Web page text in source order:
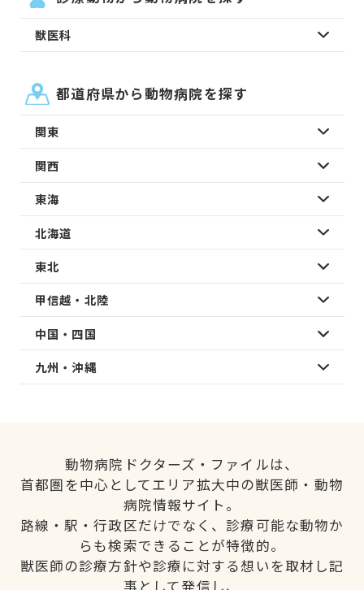
獣医科
都道府県から動物病院を探す
関東
関西
東海
北海道
東北
甲信越・北陸
中国・四国
九州・沖縄
動物病院ドクターズ・ファイルは、
首都圏を中心としてエリア拡大中の獣医師・動物
病院情報サイト。
路線・駅・行政区だけでなく、診療可能な動物か
らも検索できることが特徴的。
獣医師の診療方針や診療に対する想いを取材し記
事として発信し、